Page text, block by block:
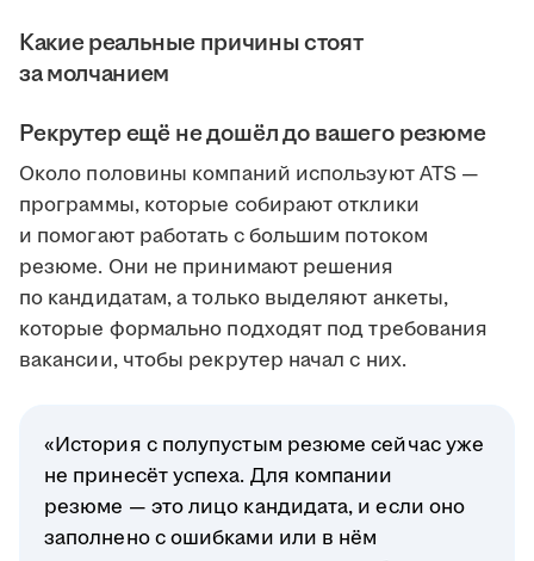
Какие реальные причины стоят
за молчанием
Рекрутер ещё не дошёл до вашего резюме
Около половины компаний используют ATS —
программы, которые собирают отклики
и помогают работать с большим потоком
резюме. Они не принимают решения
по кандидатам, а только выделяют анкеты,
которые формально подходят под требования
вакансии, чтобы рекрутер начал с них.
«История с полупустым резюме сейчас уже
не принесёт успеха. Для компании
резюме — это лицо кандидата, и если оно
заполнено с ошибками или в нём